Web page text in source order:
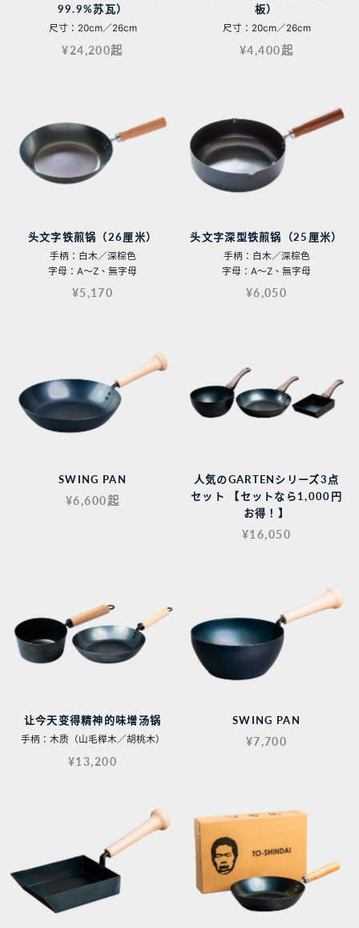
99.9%苏瓦）
尺寸：20cm／26cm
¥24,200起
板）
尺寸：20cm／26cm
¥4,400起
头文字铁煎锅（26厘米）
手柄：白木／深棕色
字母：A〜Z、無字母
¥5,170
头文字深型铁煎锅（25厘米）
手柄：白木／深棕色
字母：A〜Z、無字母
¥6,050
SWING PAN
¥6,600起
人気のGARTENシリーズ3点
セット 【セットなら1,000円
お得！】
¥16,050
让今天变得精神的味增汤锅
手柄：木质（山毛榉木／胡桃木）
¥13,200
SWING PAN
¥7,700